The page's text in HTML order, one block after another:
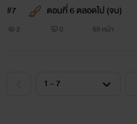
#7 ตอนที่ 6 ตลอดไป (จบ)
2 0 69 หน้า